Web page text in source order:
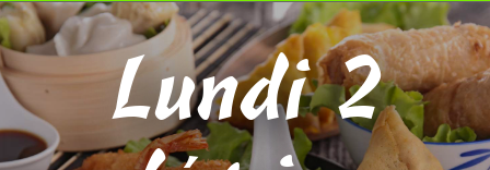
Lundi 2